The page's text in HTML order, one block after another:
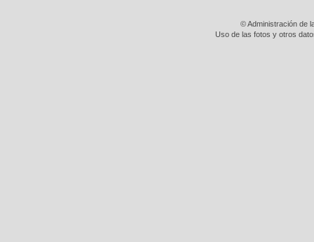
© Administración de
Uso de las fotos y otros